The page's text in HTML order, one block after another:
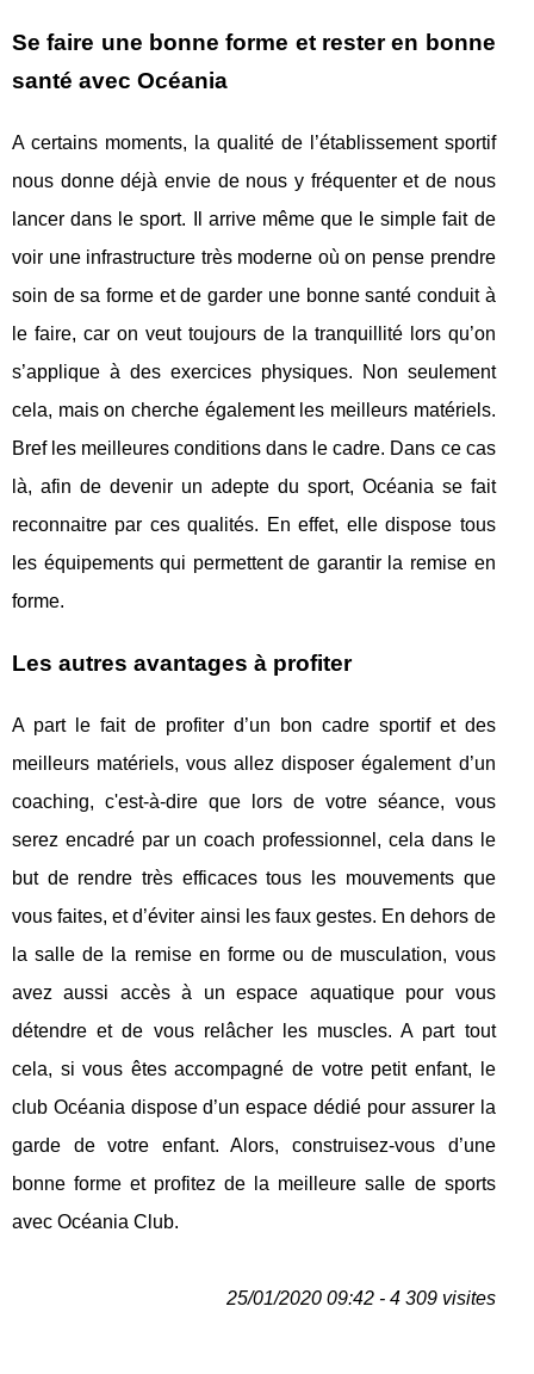
Se faire une bonne forme et rester en bonne
santé avec Océania
A certains moments, la qualité de l’établissement sportif
nous donne déjà envie de nous y fréquenter et de nous
lancer dans le sport. Il arrive même que le simple fait de
voir une infrastructure très moderne où on pense prendre
soin de sa forme et de garder une bonne santé conduit à
le faire, car on veut toujours de la tranquillité lors qu’on
s’applique à des exercices physiques. Non seulement
cela, mais on cherche également les meilleurs matériels.
Bref les meilleures conditions dans le cadre. Dans ce cas
là, afin de devenir un adepte du sport, Océania se fait
reconnaitre par ces qualités. En effet, elle dispose tous
les équipements qui permettent de garantir la remise en
forme.
Les autres avantages à profiter
A part le fait de profiter d’un bon cadre sportif et des
meilleurs matériels, vous allez disposer également d’un
coaching, c'est-à-dire que lors de votre séance, vous
serez encadré par un coach professionnel, cela dans le
but de rendre très efficaces tous les mouvements que
vous faites, et d’éviter ainsi les faux gestes. En dehors de
la salle de la remise en forme ou de musculation, vous
avez aussi accès à un espace aquatique pour vous
détendre et de vous relâcher les muscles. A part tout
cela, si vous êtes accompagné de votre petit enfant, le
club Océania dispose d’un espace dédié pour assurer la
garde de votre enfant. Alors, construisez-vous d’une
bonne forme et profitez de la meilleure salle de sports
avec Océania Club.
25/01/2020 09:42 - 4 309 visites